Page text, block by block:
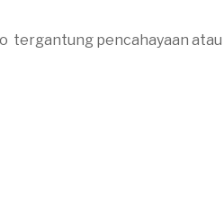
tergantung pencahayaan